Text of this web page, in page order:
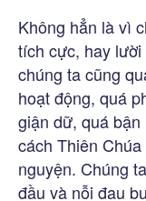
Không hẳn là vì
tích cực, hay
chúng ta cũng
hoạt động, quá
giận dữ, quá
cách Thiên
nguyện. Chúng
đầu và nỗi đau